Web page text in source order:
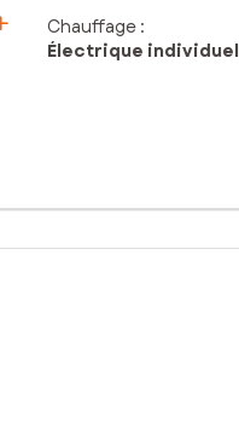
Chauffage :
Électrique individuel